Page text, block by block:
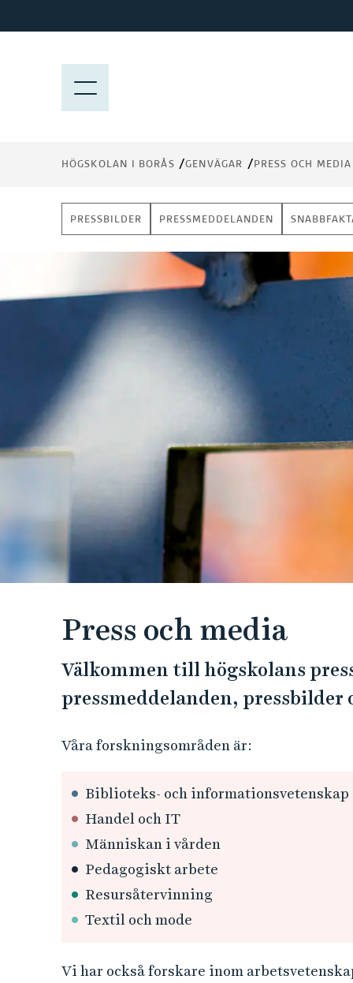
o
i
e
N
HÖGSKOLAN I BORÅS GENVÄGAR PRESS OCH MEDIA
PRESSBILDER PRESSMEDDELANDEN
Press och media
Välkommen till högskolans
pressmeddelanden, pressbilder
Våra forskningsområden är:
Biblioteks- och informationsvetenskap
Handel och IT
Människan i vården
Pedagogiskt arbete
Resursåtervinning
Textil och mode
Vi har också forskare inom